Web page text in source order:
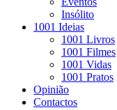
Insólito
1001 Ideias
1001 Livros
1001 Filmes
1001 Vidas
1001 Pratos
Opinião
Contactos